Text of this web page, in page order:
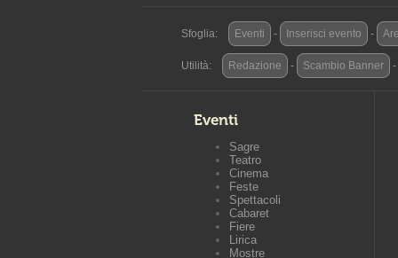
Sfoglia: Eventi - Inserisci evento -
Utilità: Redazione - Scambio Banner -
Eventi
Sagre
Teatro
Cinema
Feste
Spettacoli
Cabaret
Fiere
Lirica
Mostre